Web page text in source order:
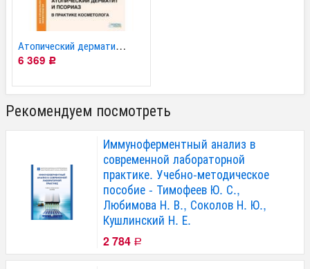
Атопический дерматит и...
6 369 Р
Рекомендуем посмотреть
Иммуноферментный анализ в
современной лабораторной
практике. Учебно-методическое
пособие - Тимофеев Ю. С.,
Любимова Н. В., Соколов Н. Ю.,
Кушлинский Н. Е.
2 784 Р